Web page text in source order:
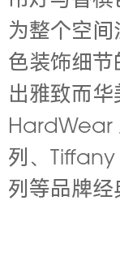
为整个空
色装饰细节
出雅致而
HardWear
列、
列等品牌经